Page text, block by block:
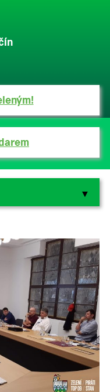
▼
▼
▼
▼
▼
▼